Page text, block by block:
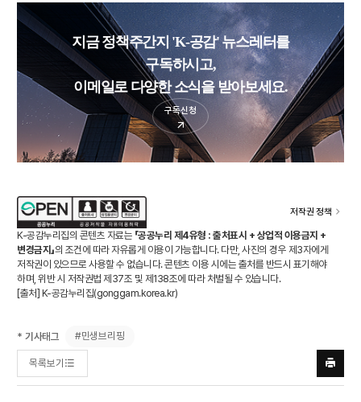
지금 정책주간지 'K-공감' 뉴스레터를
구독하시고,
이메일로 다양한 소식을 받아보세요.
구독신청
저작권 정책
K-공감누리집의 콘텐츠 자료는 「공공누리 제4유형 : 출처표시 + 상업적 이용금지 +
변경금지」의 조건에 따라 자유롭게 이용이 가능합니다. 다만, 사진의 경우 제3자에게
저작권이 있으므로 사용할 수 없습니다. 콘텐츠 이용 시에는 출처를 반드시 표기해야
하며, 위반 시 저작권법 제37조 및 제138조에 따라 처벌될 수 있습니다.
[출처] K-공감누리집(gonggam.korea.kr)
* 기사태그 #민생브리핑
목록보기
프린트
하기